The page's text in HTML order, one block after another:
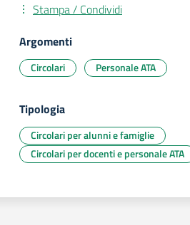
Stampa / Condividi
Argomenti
Circolari Personale ATA
Tipologia
Circolari per alunni e famiglie
Circolari per docenti e personale ATA